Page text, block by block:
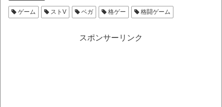
ゲーム ストV ベガ 格ゲー 格闘ゲーム
スポンサーリンク